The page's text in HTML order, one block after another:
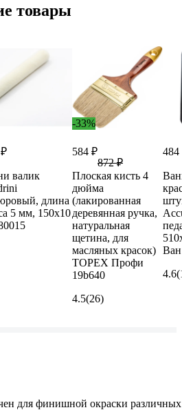
товары
валик
длина
5 мм, 150x10
-33%
584 ₽
872 ₽
Плоская кисть 4
дюйма
(лакированная
деревянная ручка,
натуральная
щетина, для
масляных красок)
TOPEX Профи
19b640
4.5(26)
484
4.6
для финишной окраски различных